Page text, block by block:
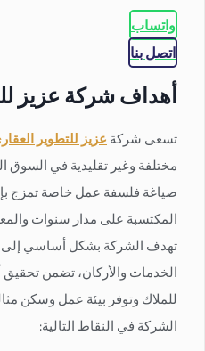
واتساب
اتصل بنا
أهداف شركة عزيز
تسعى شركةعزيز للتطوير
مختلفة وغير تقليدية في السوق
صياغة فلسفة عمل خاصة تمزج
المكتسبة على مدار سنوات
تهدف الشركة بشكل أساسي
الخدمات والأركان، تضمن
للملاك وتوفر بيئة عمل وسكن
الشركة في النقاط التالية: